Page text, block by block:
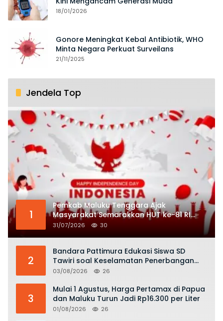
18/01/2026
Gonore Meningkat Kebal Antibiotik, WHO
Minta Negara Perkuat Surveilans
21/11/2025
Jendela Top
1
Pemkab Maluku Tenggara Ajak
Masyarakat Semarakkan HUT ke-81 RI
dengan Semangat Nasionalisme
31/07/2026 30
2
Bandara Pattimura Edukasi Siswa SD
Tawiri soal Keselamatan Penerbangan
dan Bahaya Bermain Layang-layang di
03/08/2026 26
3
Mulai 1 Agustus, Harga Pertamax di Papua
dan Maluku Turun Jadi Rp16.300 per Liter
01/08/2026 26